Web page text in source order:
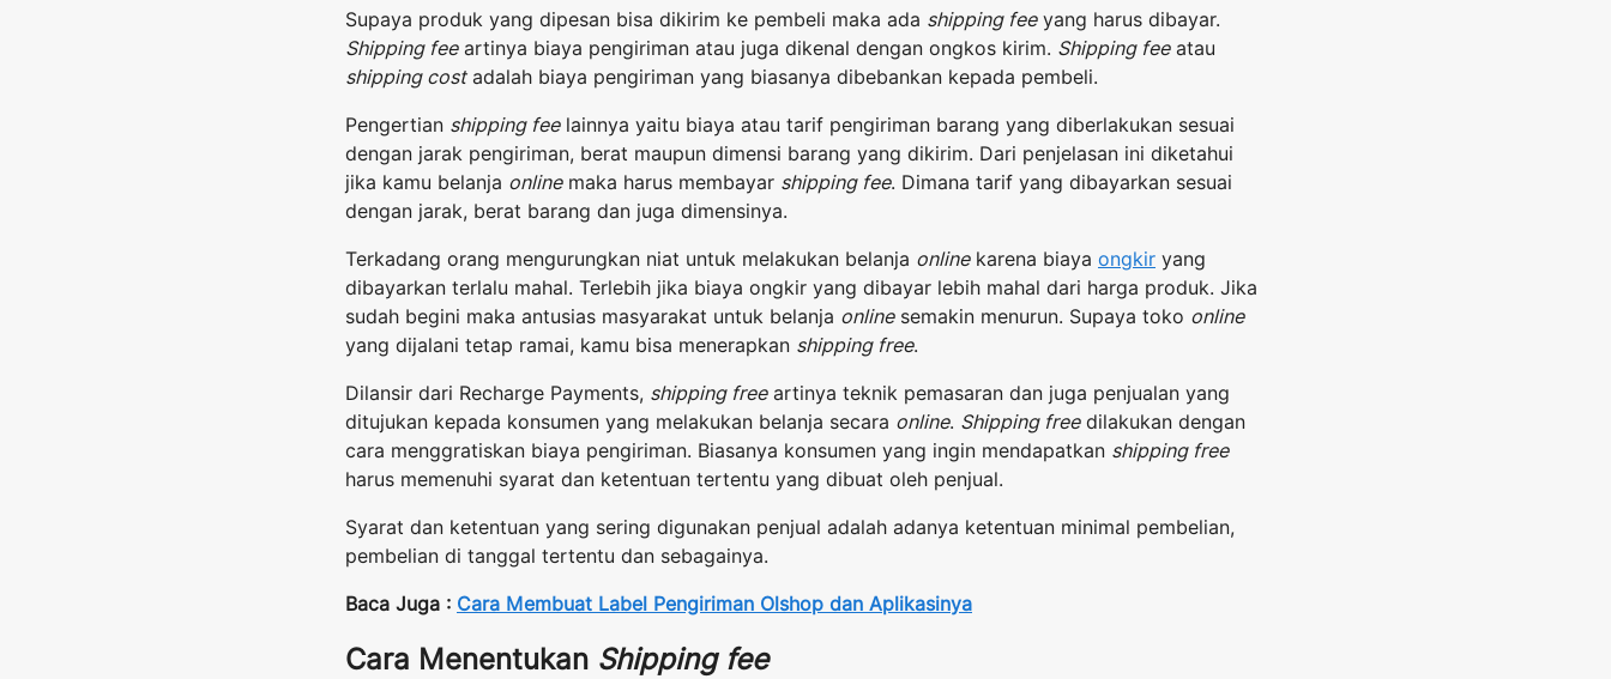
Supaya produk yang dipesan bisa dikirim ke pembeli maka ada shipping feeyang harus dibayar.
Shipping feeartinya biaya pengiriman atau juga dikenal dengan ongkos kirim. Shipping feeatau
shipping costadalah biaya pengiriman yang biasanya dibebankan kepada pembeli.
Pengertian shipping feelainnya yaitu biaya atau tarif pengiriman barang yang diberlakukan sesuai
dengan jarak pengiriman, berat maupun dimensi barang yang dikirim. Dari penjelasan ini diketahui
jika kamu belanja onlinemaka harus membayar shipping fee. Dimana tarif yang dibayarkan sesuai
dengan jarak, berat barang dan juga dimensinya.
Terkadang orang mengurungkan niat untuk melakukan belanja onlinekarena biaya ongkir yang
dibayarkan terlalu mahal. Terlebih jika biaya ongkir yang dibayar lebih mahal dari harga produk. Jika
sudah begini maka antusias masyarakat untuk belanja onlinesemakin menurun. Supaya toko online
yang dijalani tetap ramai, kamu bisa menerapkan shipping free.
Dilansir dari Recharge Payments, shipping freeartinya teknik pemasaran dan juga penjualan yang
ditujukan kepada konsumen yang melakukan belanja secara online. Shipping freedilakukan dengan
cara menggratiskan biaya pengiriman. Biasanya konsumen yang ingin mendapatkan shipping free
harus memenuhi syarat dan ketentuan tertentu yang dibuat oleh penjual.
Syarat dan ketentuan yang sering digunakan penjual adalah adanya ketentuan minimal pembelian,
pembelian di tanggal tertentu dan sebagainya.
Baca Juga : Cara Membuat Label Pengiriman Olshop dan Aplikasinya
Cara Menentukan Shipping fee